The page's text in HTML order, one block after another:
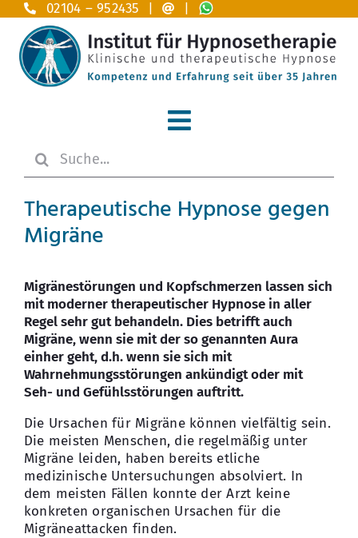
Zum
Inhalt
springen
02104 – 952435 |
Toggle
Home
Hypnosetherapie
Das Institut
Ausbildung
Kontakt
Suche
nach:
Therapeutische Hypnose gegen
Migräne
Migränestörungen und Kopfschmerzen lassen sich
mit moderner therapeutischer Hypnose in aller
Regel sehr gut behandeln. Dies betrifft auch
Migräne, wenn sie mit der so genannten Aura
einher geht, d.h. wenn sie sich mit
Wahrnehmungsstörungen ankündigt oder mit
Seh- und Gefühlsstörungen auftritt.
Die Ursachen für Migräne können vielfältig sein.
Die meisten Menschen, die regelmäßig unter
Migräne leiden, haben bereits etliche
medizinische Untersuchungen absolviert. In
dem meisten Fällen konnte der Arzt keine
konkreten organischen Ursachen für die
Migräneattacken finden.